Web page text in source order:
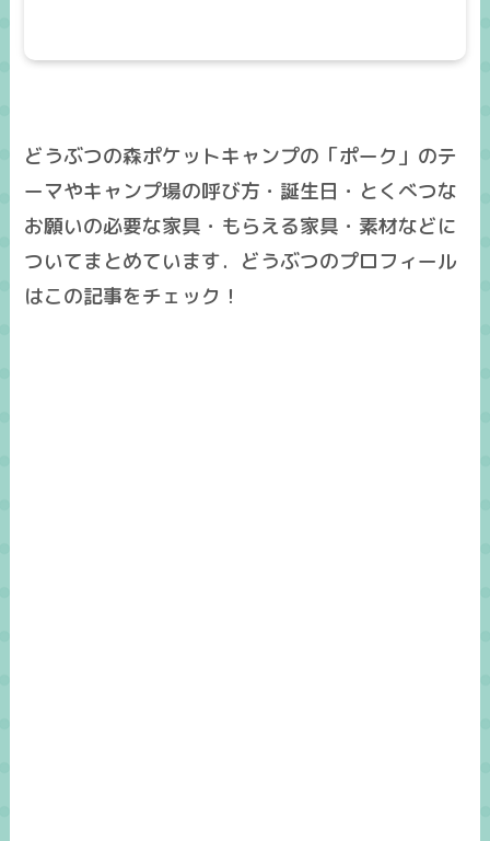
どうぶつの森ポケットキャンプの「ポーク」のテ
ーマやキャンプ場の呼び方・誕生日・とくべつな
お願いの必要な家具・もらえる家具・素材などに
ついてまとめています．どうぶつのプロフィール
はこの記事をチェック！